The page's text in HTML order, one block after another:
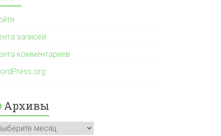
записей
комментариев
Архивы